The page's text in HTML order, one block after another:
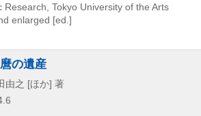
Research, Tokyo University of the Arts
enlarged [ed.]
の遺産
由之 [ほか] 著